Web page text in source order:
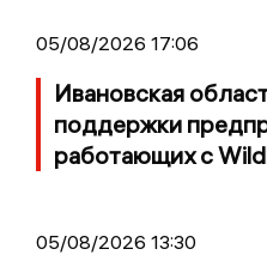
05/08/2026 17:06
Ивановская
поддержки
работающих с
05/08/2026 13:30